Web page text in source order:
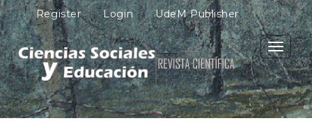
M
a
i
n
N
a
v
i
g
Register Login UdeM Publisher
Toggle